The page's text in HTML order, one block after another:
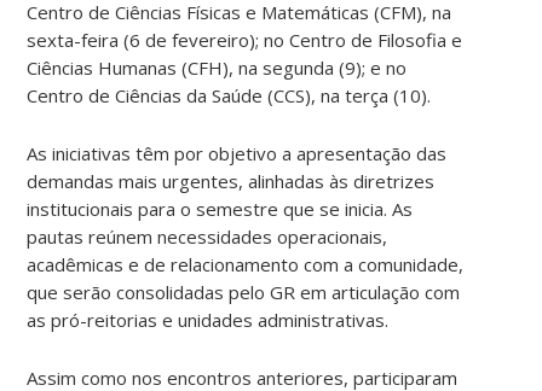
Centro de Ciências Físicas e Matemáticas (CFM), na
sexta-feira (6 de fevereiro); no Centro de Filosofia e
Ciências Humanas (CFH), na segunda (9); e no
Centro de Ciências da Saúde (CCS), na terça (10).
As iniciativas têm por objetivo a apresentação das
demandas mais urgentes, alinhadas às diretrizes
institucionais para o semestre que se inicia. As
pautas reúnem necessidades operacionais,
acadêmicas e de relacionamento com a comunidade,
que serão consolidadas pelo GR em articulação com
as pró-reitorias e unidades administrativas.
Assim como nos encontros anteriores, participaram